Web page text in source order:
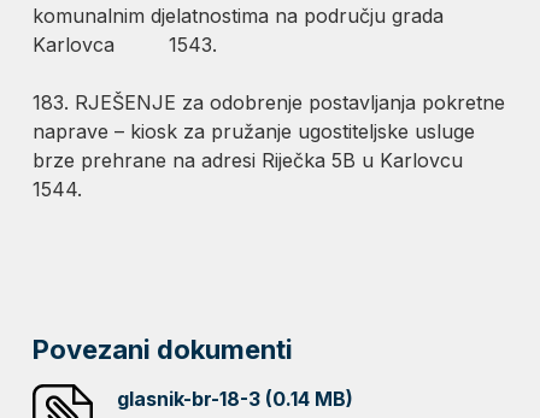
komunalnim djelatnostima na području grada
Karlovca 1543.
183. RJEŠENJE za odobrenje postavljanja pokretne
naprave – kiosk za pružanje ugostiteljske usluge
brze prehrane na adresi Riječka 5B u Karlovcu
1544.
Povezani dokumenti
glasnik-br-18-3 (0.14 MB)